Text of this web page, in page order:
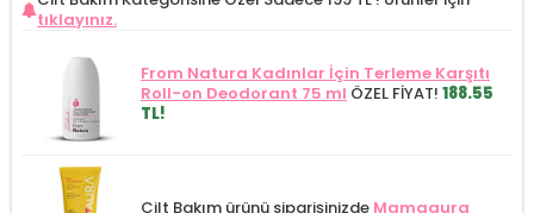
tıklayınız.
From Natura Kadınlar İçin Terleme Karşıtı
Roll-on Deodorant 75 ml ÖZEL FİYAT! 188.55
TL!
Cilt Bakım ürünü siparişinizde Mamaaura